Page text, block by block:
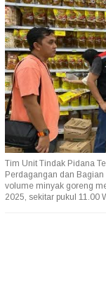
Tim Unit Tindak Pidana
Perdagangan dan
volume minyak goreng
2025, sekitar pukul 11.00